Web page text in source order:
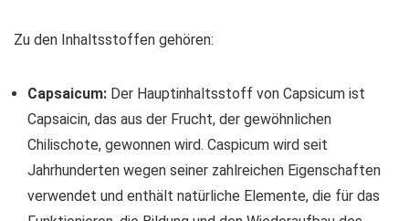
Zu den Inhaltsstoffen gehören:
Capsaicum: Der Hauptinhaltsstoff von Capsicum ist
Capsaicin, das aus der Frucht, der gewöhnlichen
Chilischote, gewonnen wird. Caspicum wird seit
Jahrhunderten wegen seiner zahlreichen Eigenschaften
verwendet und enthält natürliche Elemente, die für das